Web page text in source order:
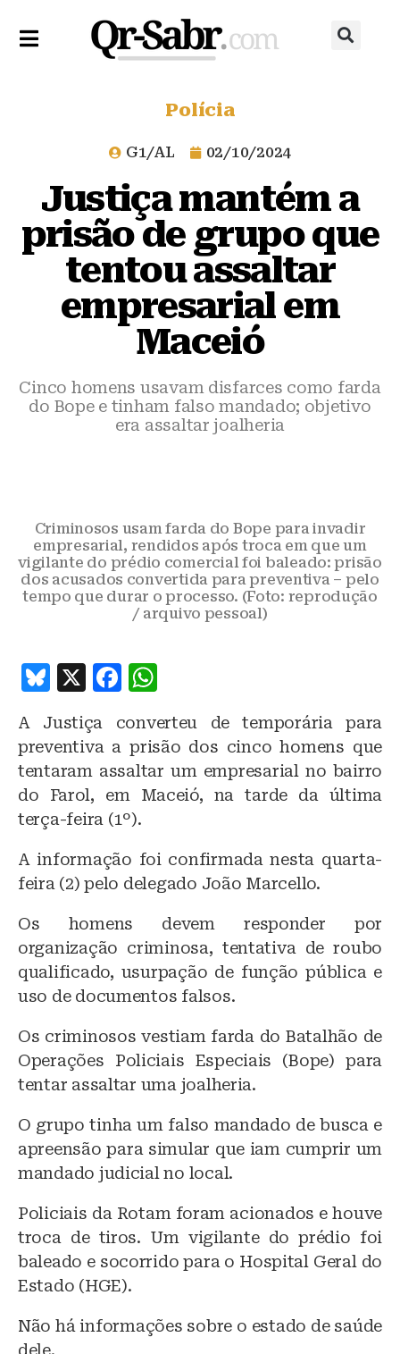
Polícia
G1/AL 02/10/2024
Justiça mantém a
prisão de grupo que
tentou assaltar
empresarial em
Maceió
Cinco homens usavam disfarces como farda
do Bope e tinham falso mandado; objetivo
era assaltar joalheria
Criminosos usam farda do Bope para invadir
empresarial, rendidos após troca em que um
vigilante do prédio comercial foi baleado: prisão
dos acusados convertida para preventiva – pelo
tempo que durar o processo. (Foto: reprodução
/ arquivo pessoal)
B
e
s
k
y
X
F
c
e
b
o
o
k
at
s
A
p
A Justiça converteu de temporária para
preventiva a prisão dos cinco homens que
tentaram assaltar um empresarial no bairro
do Farol, em Maceió, na tarde da última
terça-feira (1º).
A informação foi confirmada nesta quarta-
feira (2) pelo delegado João Marcello.
Os homens devem responder por
organização criminosa, tentativa de roubo
qualificado, usurpação de função pública e
uso de documentos falsos.
Os criminosos vestiam farda do Batalhão de
Operações Policiais Especiais (Bope) para
tentar assaltar uma joalheria.
O grupo tinha um falso mandado de busca e
apreensão para simular que iam cumprir um
mandado judicial no local.
Policiais da Rotam foram acionados e houve
troca de tiros. Um vigilante do prédio foi
baleado e socorrido para o Hospital Geral do
Estado (HGE).
Não há informações sobre o estado de saúde
dele.